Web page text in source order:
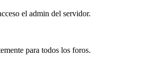
el admin del servidor.
para todos los foros.